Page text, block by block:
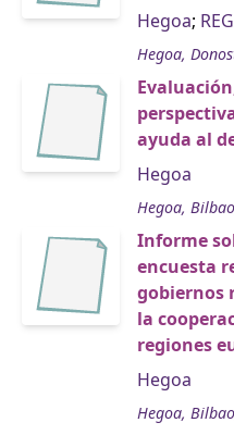
Hegoa;
Hegoa,
ayuda al
Hegoa
Hegoa,
Informe
encuesta
gobiernos
la
regiones
Hegoa
Hegoa,